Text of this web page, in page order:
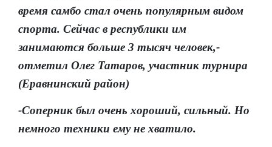
время самбо стал очень популярным видом
спорта. Сейчас в республики им
занимаются больше 3 тысяч человек,-
отметил Олег Татаров, участник турнира
(Еравнинский район)
-Соперник был очень хороший, сильный. Но
немного техники ему не хватило.